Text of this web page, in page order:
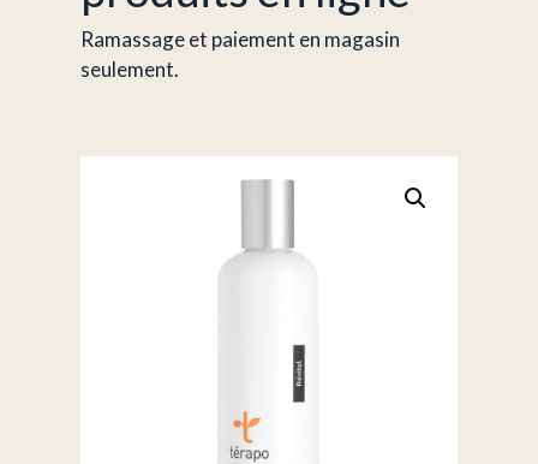
Ramassage et paiement en magasin
seulement.